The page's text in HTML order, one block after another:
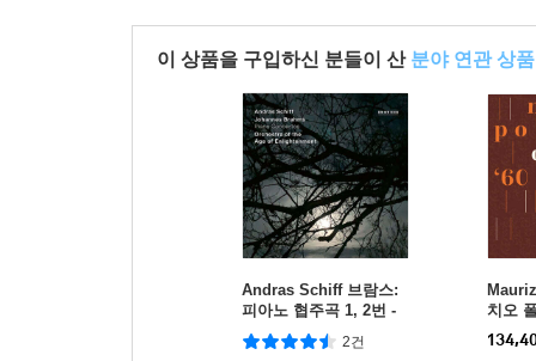
이 상품을 구입하신 분들이 산 분야 연관 상품
Andras Schiff 브람스:
피아노 협주곡 1, 2번 -
안드라스 쉬프 (Brahms:
Piano Concertos Op.1
2건
치오
콩쿠
ano